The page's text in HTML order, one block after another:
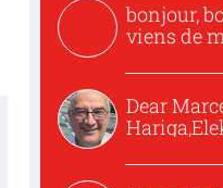
bonjour,
viens de
Dear